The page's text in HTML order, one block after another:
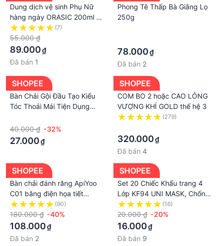
Dung dịch vệ sinh Phụ Nữ
hàng ngày ORASIC 200ml -
Tinh chất lá Trầu Không làm
sạch vùng kín hương thơm
nhẹ nhàng tươi mát
(7)
55.000 ₫
89.000₫
Đã bán 1
Phong Tê Thấp Bà Giằng Lọ
250g
78.000₫
Đã bán 2
SHOPEE
Bàn Chải Gội Đầu Tạo Kiểu
Tóc Thoải Mái Tiện Dụng
40.000 ₫ -32%
27.000₫
SHOPEE
COM BO 2 hoặc CAO LỎNG
VƯỢNG KHÍ GOLD thế hệ 3
(279)
320.000₫
Đã bán 4
SHOPEE
Bàn chải đánh răng ApiYoo
C01 bằng điện họa tiết
khủng long kiểu chữ U có
chức năng giọng nói sạc lại
được cho trẻ em
(90)
180.000 ₫ -40%
108.000₫
Đã bán 2
SHOPEE
Set 20 Chiếc Khẩu trang 4
Lớp KF94 UNI MASK, Chống
Bụi Mịn Và Kháng Khuẩn
Hàng Cao Cấp Hàn Quốc.
(16)
20.000 ₫ -20%
16.000₫
Đã bán 9